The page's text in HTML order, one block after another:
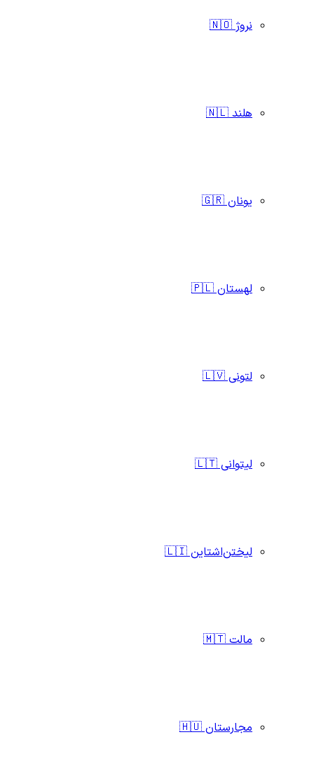
نروژ 🇳🇴
هلند 🇳🇱
یونان 🇬🇷
لهستان 🇵🇱
لتونی 🇱🇻
لیتوانی 🇱🇹
لیختن‌اشتاین 🇱🇮
مالت 🇲🇹
مجارستان 🇭🇺